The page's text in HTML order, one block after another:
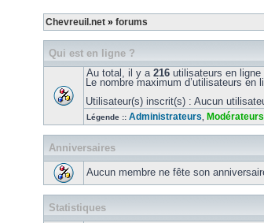
Chevreuil.net » forums
Qui est en ligne ?
Au total, il y a 216 utilisateurs en
Le nombre maximum d’utilisateurs en
Utilisateur(s) inscrit(s) : Aucun
Légende :: Administrateurs
Anniversaires
Aucun membre ne fête son
Statistiques